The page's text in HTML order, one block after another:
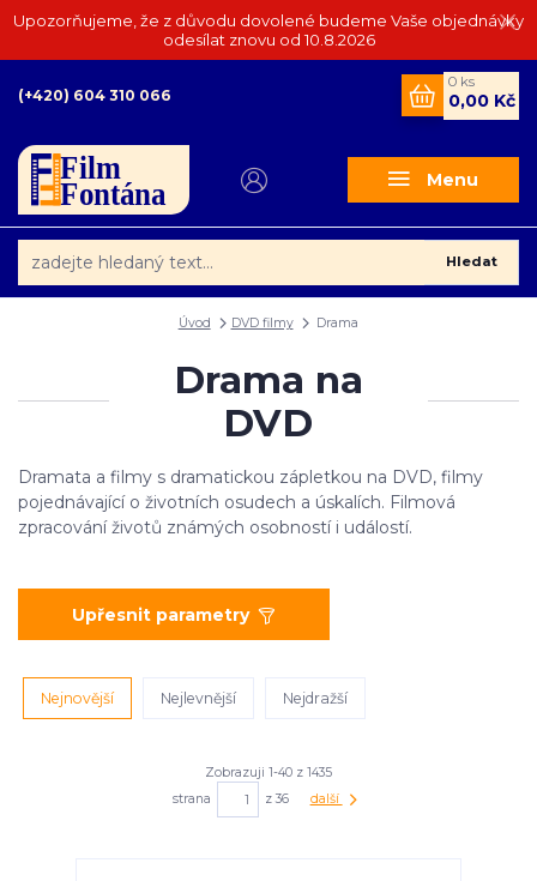
Upozorňujeme, že z důvodu dovolené budeme Vaše objednávky
odesílat znovu od 10.8.2026
Menu
Hledat
(+420) 604 310 066
0 ks
0,00 Kč
Úvod DVD filmy Drama
Drama na
DVD
Dramata a filmy s dramatickou zápletkou na DVD, filmy
pojednávající o životních osudech a úskalích. Filmová
zpracování životů známých osobností i událostí.
Upřesnit parametry
Nejnovější Nejlevnější Nejdražší
Zobrazuji 1-40 z 1435
strana
z 36 další